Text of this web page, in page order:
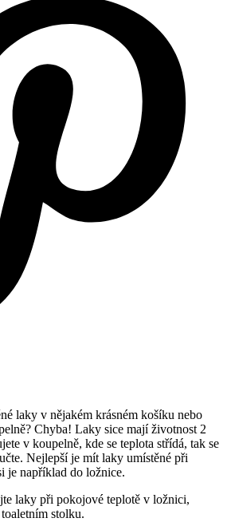
laky v nějakém krásném košíku nebo
Chyba! Laky sice mají životnost 2
v koupelně, kde se teplota střídá, tak se
Nejlepší je mít laky umístěné při
je například do ložnice.
laky při pokojové teplotě v ložnici,
stolku.